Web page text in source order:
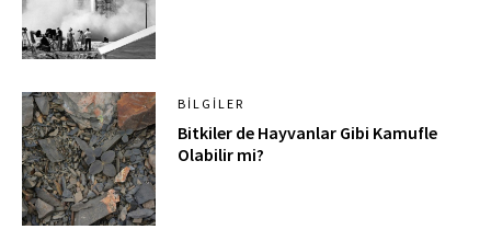
BILGILER
Bitkiler de Hayvanlar Gibi Kamufle
Olabilir mi?